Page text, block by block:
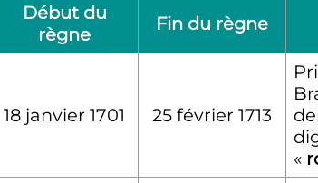
Début du
règne
Fin du règne
18 janvier 1701 25 février 1713
«